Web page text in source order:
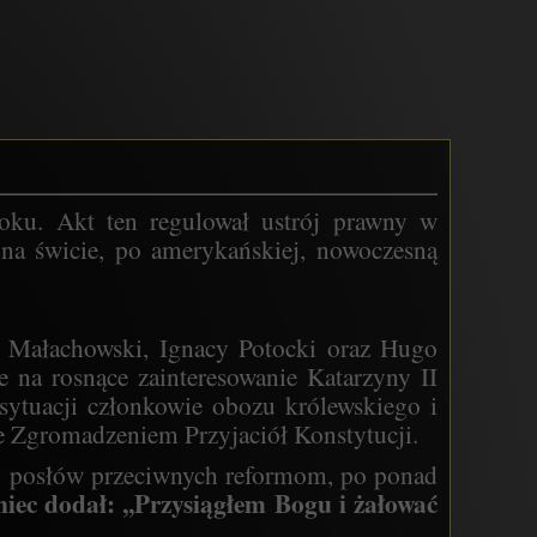
Akt ten regulował ustrój prawny w
świcie, po amerykańskiej, nowoczesną
Ignacy Potocki oraz Hugo
rosnące zainteresowanie Katarzyny II
członkowie obozu królewskiego i
Przyjaciół Konstytucji.
przeciwnych reformom, po ponad
dodał: ,,Przysiągłem Bogu i żałować